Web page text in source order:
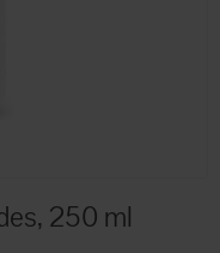
250 ml